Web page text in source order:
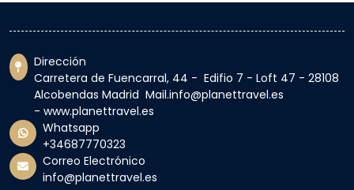
Dirección
Carretera de Fuencarral, 44 - Edifio 7 - Loft 47 - 28108
Alcobendas Madrid Mail.info@planettravel.es
- www.planettravel.es
Whatsapp
+34687770323
Correo Electrónico
info@planettravel.es